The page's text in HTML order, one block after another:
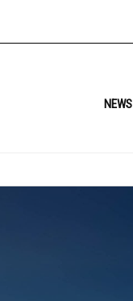
NEWS